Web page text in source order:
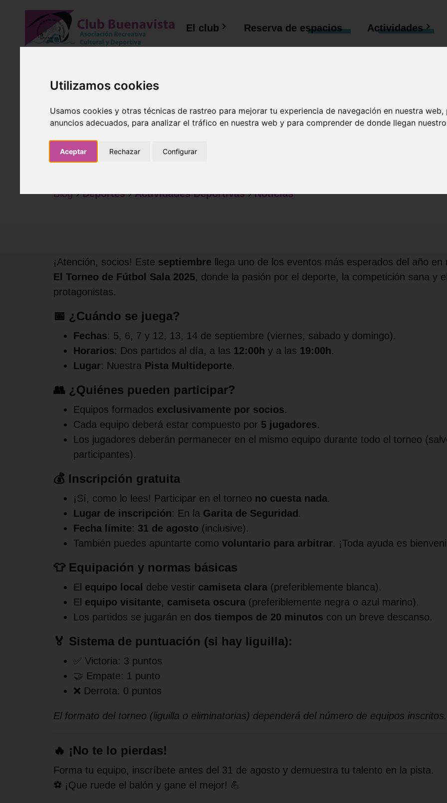
Utilizamos cookies
Usamos cookies y otras técnicas de rastreo para mejorar tu experiencia de navegación en nuestra
anuncios adecuados, para analizar el tráfico en nuestra web y para comprender de donde llegan
Aceptar Rechazar Configurar
El club Reserva de espacios Actividades
⚽ ¡Prepárate para el
Sala Septiembre 2025! 🏆
Blog › Deportes › Actividades Deportivas › Noticias
¡Atención, socios! Este septiembre llega uno de los eventos más esperados del año en
El Torneo de Fútbol Sala 2025, donde la pasión por el deporte, la competición sana y
protagonistas.
📅 ¿Cuándo se juega?
Fechas: 5, 6, 7 y 12, 13, 14 de septiembre (viernes, sábado y domingo).
Horarios: Dos partidos al día, a las 12:00h y a las 19:00h.
Lugar: Nuestra Pista Multideporte.
👥 ¿Quiénes pueden participar?
Equipos formados exclusivamente por socios.
Cada equipo deberá estar compuesto por 5 jugadores.
Los jugadores deberán permanecer en el mismo equipo durante todo el torneo
participantes).
💰 Inscripción gratuita
¡Sí, como lo lees! Participar en el torneo no cuesta nada.
Lugar de inscripción: En la Garita de Seguridad .
Fecha límite: 31 de agosto (inclusive).
También puedes apuntarte como voluntario para arbitrar. ¡Toda ayuda es
👕 Equipación y normas básicas
El equipo local debe vestir camiseta clara (preferiblemente blanca).
El equipo visitante, camiseta oscura (preferiblemente negra o azul marino).
Los partidos se jugarán en dos tiempos de 20 minutos con un breve descanso.
🏅 Sistema de puntuación (si hay liguilla):
✅ Victoria: 3 puntos
🤝 Empate: 1 punto
❌ Derrota: 0 puntos
El formato del torneo (liguilla o eliminatorias) dependerá del número de equipos inscritos.
🔥 ¡No te lo pierdas!
Forma tu equipo, inscríbete antes del 31 de agosto y demuestra tu talento en la pista.
⚽ ¡Que ruede el balón y gane el mejor! 💪